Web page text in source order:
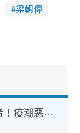
梁朝偉
奪命寄生蟲｜食生菜狂瀉首現死者！疫潮惡化錄1.8萬宗病例 揭洗菜3大謬誤